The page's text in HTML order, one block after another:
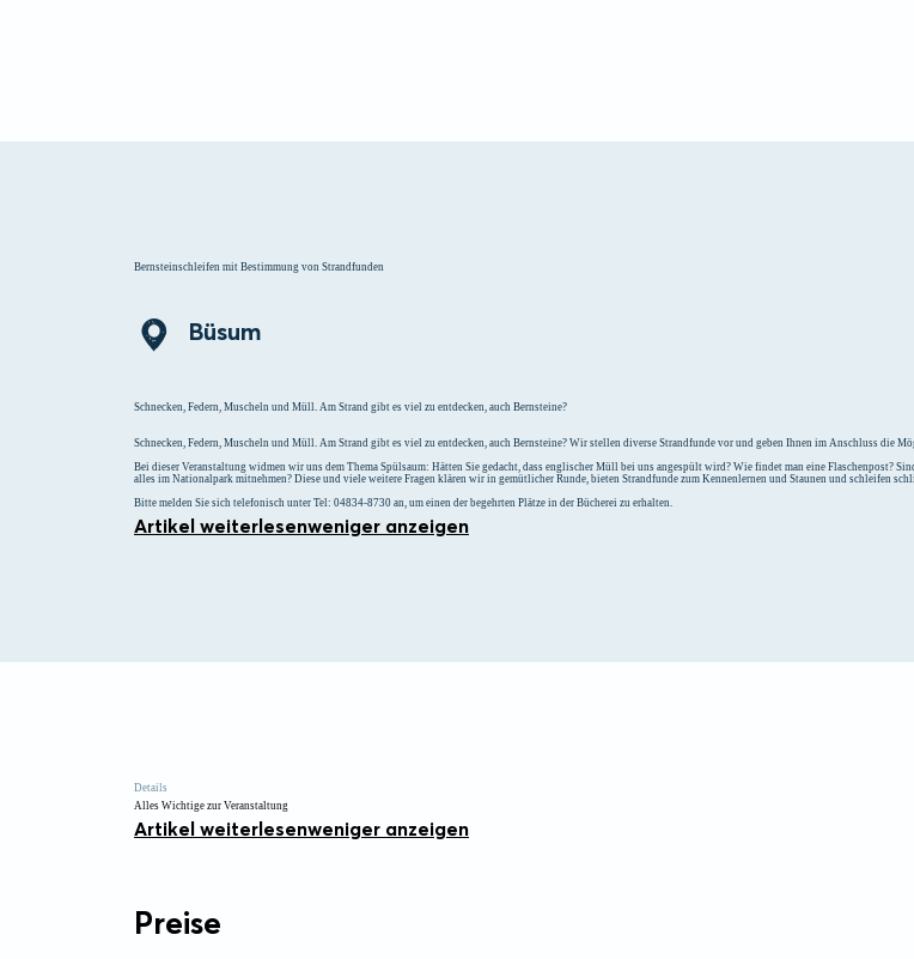
Bernsteinschleifen mit Bestimmung von Strandfunden
Büsum
Schnecken, Federn, Muscheln und Müll. Am Strand gibt es viel zu entdecken, auch Bernsteine?
Schnecken, Federn, Muscheln und Müll. Am Strand gibt es viel zu entdecken, auch Bernsteine? Wir stellen diverse Strandfunde vor und geben Ihnen im Anschluss die
Bei dieser Veranstaltung widmen wir uns dem Thema Spülsaum: Hätten Sie gedacht, dass englischer Müll bei uns angespült wird? Wie findet man eine Flaschenpost?
alles im Nationalpark mitnehmen? Diese und viele weitere Fragen klären wir in gemütlicher Runde, bieten Strandfunde zum Kennenlernen und Staunen und schleifen
Bitte melden Sie sich telefonisch unter Tel: 04834-8730 an, um einen der begehrten Plätze in der Bücherei zu erhalten.
Artikel weiterlesenweniger anzeigen
Details
Alles Wichtige zur Veranstaltung
Artikel weiterlesenweniger anzeigen
Preise